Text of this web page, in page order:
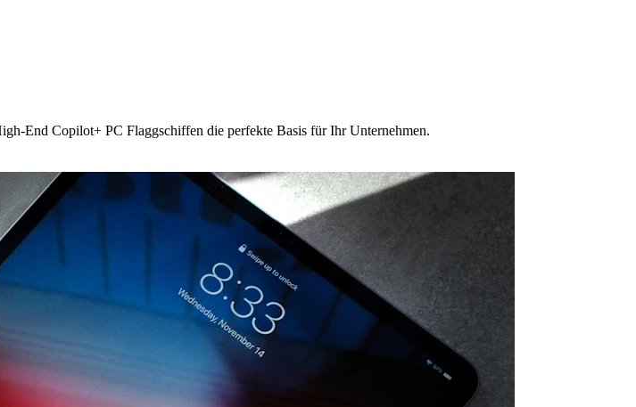
End Copilot+ PC Flaggschiffen die perfekte Basis für Ihr Unternehmen.